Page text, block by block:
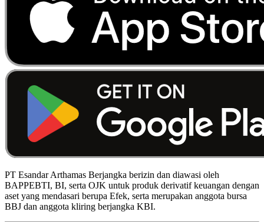
PT Esandar Arthamas Berjangka berizin dan diawasi oleh
BAPPEBTI, BI, serta OJK untuk produk derivatif keuangan dengan
aset yang mendasari berupa Efek, serta merupakan anggota bursa
BBJ dan anggota kliring berjangka KBI.